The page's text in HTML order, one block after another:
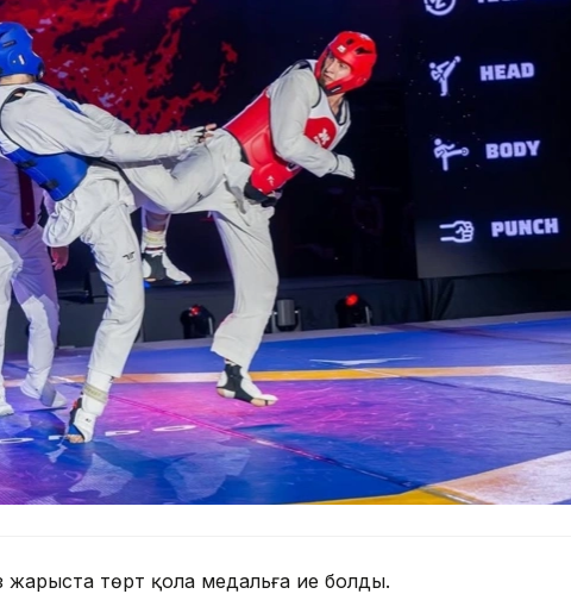
төрт қола медальға ие болды.